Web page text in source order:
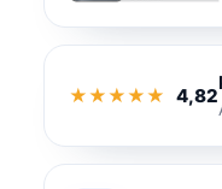
★★★★★ 4,82